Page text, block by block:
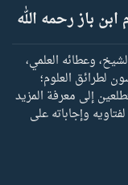
باز رحمه الله
وعطائه العلمي،
لطرائق العلوم؛
إلى معرفة المزيد
وإجاباته على